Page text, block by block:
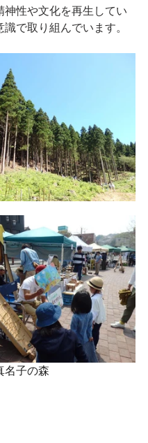
神性や文化を再生してい
識で取り組んでいます。
の森